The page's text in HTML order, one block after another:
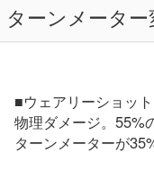
ターンメータ
■ウェアリーショット
物理ダメージ。55%
ターンメーターが